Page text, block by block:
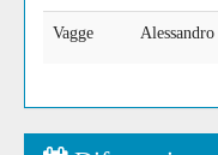
Vagge Alessandro